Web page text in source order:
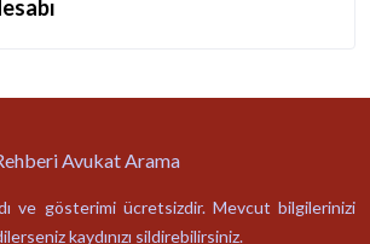
ve gösterimi ücretsizdir. Mevcut bilgilerinizi
kaydınızı sildirebilirsiniz.